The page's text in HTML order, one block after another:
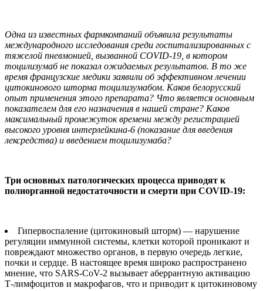
Одна из известных фармкомпаний объявила результаты
международного исследования среди госпитализированных с
тяжелой пневмонией, вызванной COVID-19, в котором
тоцилизумаб не показал ожидаемых результатов. В то же
время французские медики заявили об эффективном лечении
цитокинового шторма тоцилизумабом. Каков белорусский
опыт применения этого препарата? Что является основным
показателем для его назначения в нашей стране? Каков
максимальный промежуток времени между регистрацией
высокого уровня интерлейкина-6 (показание для введения
лексредства) и введением тоцилизумаба?
Три основных патологических процесса приводят к
полиорганной недостаточности и смерти при COVID-19:
Гипервоспаление (цитокиновый шторм) — нарушение
регуляции иммунной системы, клетки которой проникают и
повреждают множество органов, в первую очередь легкие,
почки и сердце. В настоящее время широко распространено
мнение, что SARS-CoV-2 вызывает аберрантную активацию
Т-лимфоцитов и макрофагов, что и приводит к цитокиновому